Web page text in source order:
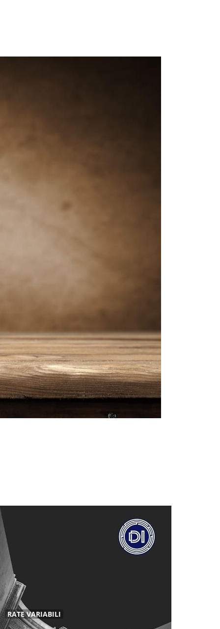
RATE VARIABILI